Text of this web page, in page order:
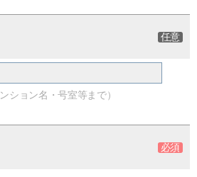
ション名・号室等まで）